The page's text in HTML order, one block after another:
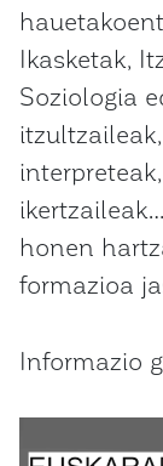
Ikasketak,
Soziologia
honen
formazioa
Informazio